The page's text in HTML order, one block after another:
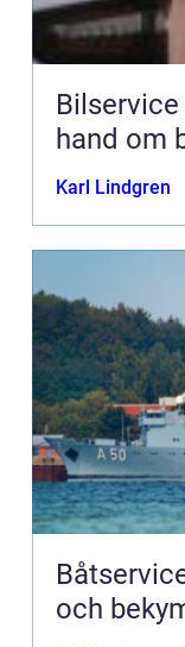
Bilservice
hand om
Karl Lindgren
Båtservice grunden för
och